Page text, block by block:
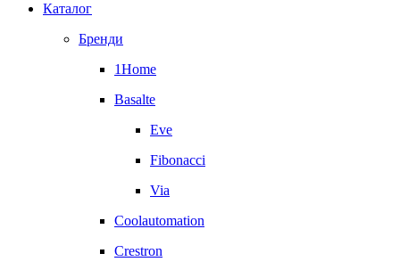
Каталог
Бренди
1Home
Basalte
Eve
Fibonacci
Via
Coolautomation
Crestron